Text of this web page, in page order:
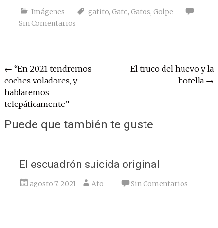
Imágenes gatito, Gato, Gatos, Golpe
Sin Comentarios
Navegación
de
entradas
← “En 2021 tendremos
coches voladores, y
hablaremos
telepáticamente”
El truco del huevo y la
botella →
Puede que también te guste
El escuadrón suicida original
agosto 7, 2021 Ato Sin Comentarios